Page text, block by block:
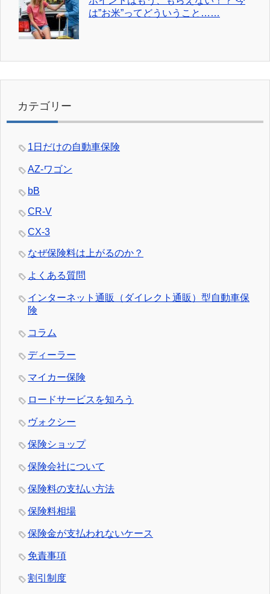
は”お米”ってどういうこと……
カテゴリー
1日だけの自動車保険
AZ-ワゴン
bB
CR-V
CX-3
なぜ保険料は上がるのか？
よくある質問
インターネット通販（ダイレクト通販）型自動車保
険
コラム
ディーラー
マイカー保険
ロードサービスを知ろう
ヴォクシー
保険ショップ
保険会社について
保険料の支払い方法
保険料相場
保険金が支払われないケース
免責事項
割引制度